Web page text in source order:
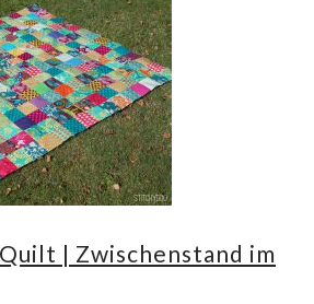
| Zwischenstand im